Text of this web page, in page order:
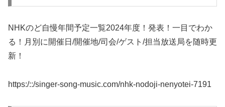
NHKのど自慢年間予定一覧2024年度！発表！一目でわか
る！月別に開催日/開催地/司会/ゲスト/担当放送局を随時更
新！
https:/::/singer-song-music.com/nhk-nodoji-nenyotei-7191